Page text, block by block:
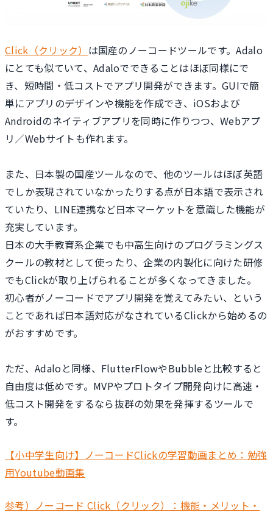
Click（クリック） は国産のノーコードツールです。Adalo
にとても似ていて、Adaloでできることはほぼ同様にで
き、短時間・低コストでアプリ開発ができます。GUIで簡
単にアプリのデザインや機能を作成でき、iOSおよび
Androidのネイティブアプリを同時に作りつつ、Webアプ
リ／Webサイトも作れます。
また、日本製の国産ツールなので、他のツールはほぼ英語
でしか表現されていなかったりする点が日本語で表示され
ていたり、LINE連携など日本マーケットを意識した機能が
充実しています。
日本の大手教育系企業でも中高生向けのプログラミングス
クールの教材として使ったり、企業の内製化に向けた研修
でもClickが取り上げられることが多くなってきました。
初心者がノーコードでアプリ開発を覚えてみたい、という
ことであれば日本語対応がなされているClickから始めるの
がおすすめです。
ただ、Adaloと同様、FlutterFlowやBubbleと比較すると
自由度は低めです。MVPやプロトタイプ開発向けに高速・
低コスト開発をするなら抜群の効果を発揮するツールで
す。
【小中学生向け】ノーコードClickの学習動画まとめ：勉強
用Youtube動画集
参考）ノーコード Click（クリック）：機能・メリット・